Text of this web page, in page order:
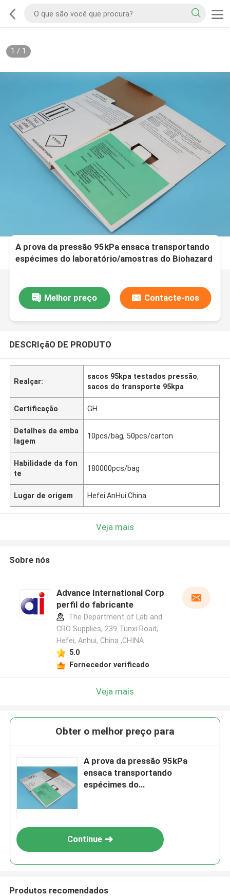
1 / 1
A prova da pressão 95kPa ensaca transportando
espécimes do laboratório/amostras do Biohazard
Melhor preço Contacte-nos
DESCRIçãO DE PRODUTO
Realçar:
sacos 95kpa testados pressão,
sacos do transporte 95kpa
Certificação GH
Detalhes da emba
lagem
10pcs/bag, 50pcs/carton
Habilidade da fon
te
180000pcs/bag
Lugar de origem Hefei.AnHui.China
Veja mais
Sobre nós
Advance International Corp
perfil do fabricante
The Department of Lab and
CRO Supplies, 239 Tunxi Road,
Hefei, Anhui, China ,CHINA
5.0
Fornecedor verificado
Veja mais
Obter o melhor preço para
A prova da pressão 95kPa
ensaca transportando
espécimes do
Continue
Produtos recomendados